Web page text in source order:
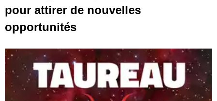
pour attirer de nouvelles
opportunités